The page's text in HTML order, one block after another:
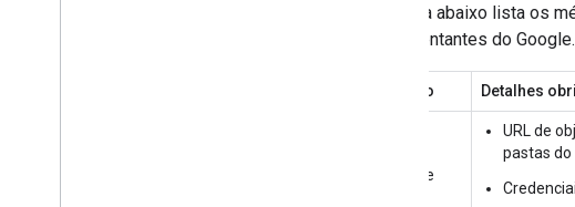
A tabela abaixo lista os
representantes do Google.
Método Detalhes
Storage
URL de
pastas do